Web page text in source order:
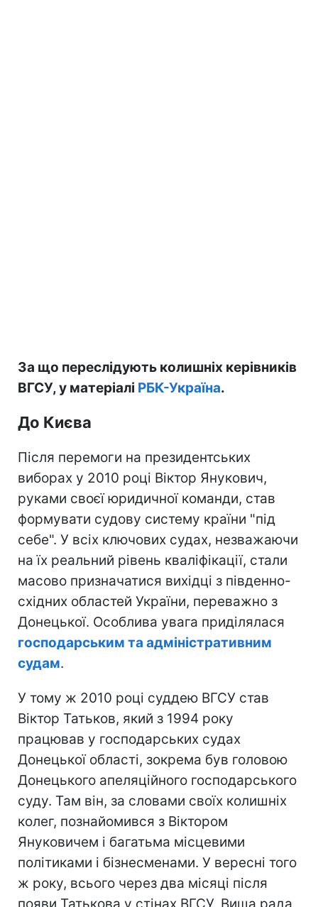
За що переслідують колишніх керівників
ВГСУ, у матеріалі РБК-Україна.
До Києва
Після перемоги на президентських
виборах у 2010 році Віктор Янукович,
руками своєї юридичної команди, став
формувати судову систему країни "під
себе". У всіх ключових судах, незважаючи
на їх реальний рівень кваліфікації, стали
масово призначатися вихідці з південно-
східних областей України, переважно з
Донецької. Особлива увага приділялася
господарським та адміністративним
судам.
У тому ж 2010 році суддею ВГСУ став
Віктор Татьков, який з 1994 року
працював у господарських судах
Донецької області, зокрема був головою
Донецького апеляційного господарського
суду. Там він, за словами своїх колишніх
колег, познайомився з Віктором
Януковичем і багатьма місцевими
політиками і бізнесменами. У вересні того
ж року, всього через два місяці після
появи Татькова у стінах ВГСУ, Вища рада